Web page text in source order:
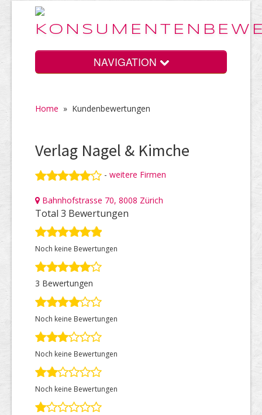
NAVIGATION
Home
Vorteile
Preise
HELP Awards
Top Firmen
Über uns
Home » Kundenbewertungen
Verlag Nagel & Kimche
- weitere Firmen
Bahnhofstrasse 70, 8008 Zürich
Total 3 Bewertungen
Noch keine Bewertungen
3 Bewertungen
Noch keine Bewertungen
Noch keine Bewertungen
Noch keine Bewertungen